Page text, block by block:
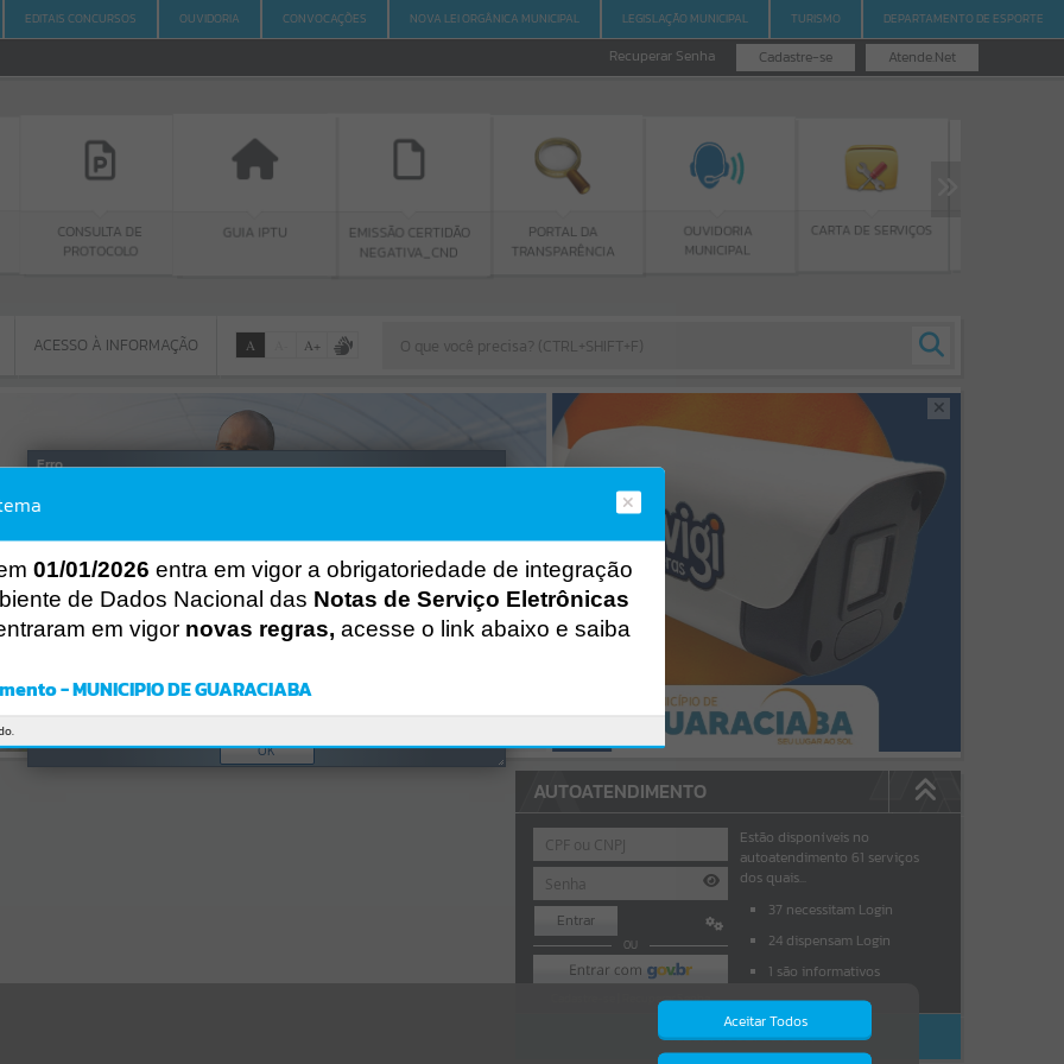
EDITAIS CONCURSOS OUVIDORIA CONVOCAÇÕES NOVA LEI ORGÂNICA MUNICIPAL LEGISLAÇÃO MUNICIPAL TURISMO DEPARTAMENTO DE ESPORTE
Atende.Net
Cadastre-se
Recuperar Senha
DE
GUIA IPTU
EMISSÃO CERTIDÃO
NEGATIVA_CND
PORTAL DA
TRANSPARÊNCIA
OUVIDORIA
MUNICIPAL
CARTA DE SERVIÇOS
PROGRAMA BOLSA
Por favor, aguarde...
ACESSO À INFORMAÇÃO A A+
AUTOATENDIMENTO
Entrar
OU
Recuperar Senha
Estão disponíveis no
autoatendimento 61 serviços
dos quais...
37 necessitam Login
24 dispensam Login
1 são informativos
ACESSAR SEM LOGIN
Aceitar Todos
01/01/2026 entra em vigor a obrigatoriedade de integração
de Dados Nacional das Notas de Serviço Eletrônicas
em vigor novas regras, acesse o link abaixo e saiba
- MUNICIPIO DE GUARACIABA
Erro
CÓDIGO DA MENSAGEM:EST-000040
Ocorreu um erro de script:
Uncaught SyntaxError: Unexpected token '('
https://guaraciaba.atende.net/https:/guaraciaba.atende.net/cidadao/p
agina/licitacao-credenciamento-04-2020-processo-licitatorio-30-
77cfd5741fafc9972edc7a641fea.js?v=83d4f602:47
Verificar Mais Detalhes
OK